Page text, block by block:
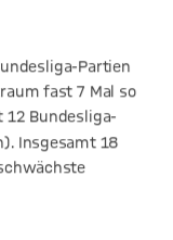
Partien
fast 7 Mal so
Bundesliga-
Insgesamt 18